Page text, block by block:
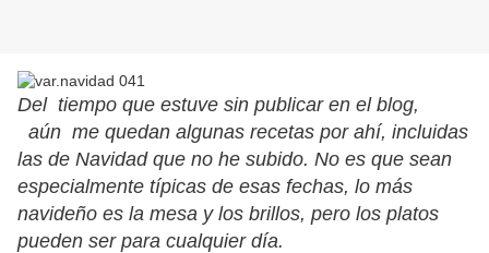
Del tiempo que estuve sin publicar en el blog,
aún me quedan algunas recetas por ahí, incluidas
las de Navidad que no he subido. No es que sean
especialmente típicas de esas fechas, lo más
navideño es la mesa y los brillos, pero los platos
pueden ser para cualquier día.